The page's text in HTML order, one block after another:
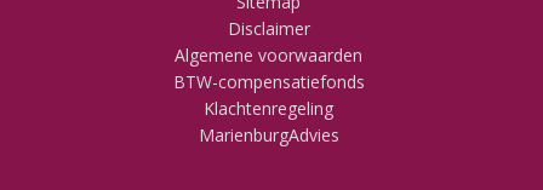
Disclaimer
Algemene voorwaarden
BTW-compensatiefonds
Klachtenregeling
MarienburgAdvies